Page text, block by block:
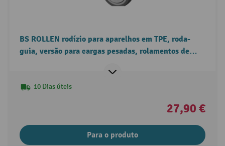
BS ROLLEN rodízio para aparelhos em TPE, roda-
guia, versão para cargas pesadas, rolamentos de
10 Dias úteis
27,90 €
Para o produto